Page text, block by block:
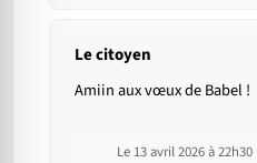
Le citoyen
Amiin aux vœux de Babel !
Le 13 avril 2026 à 22h30